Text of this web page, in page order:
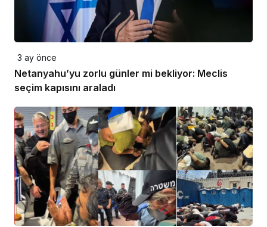
3 ay önce
Netanyahu’yu zorlu günler mi bekliyor: Meclis
seçim kapısını araladı